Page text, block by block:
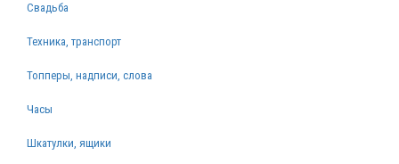
Свадьба
Техника, транспорт
Топперы, надписи, слова
Часы
Шкатулки, ящики